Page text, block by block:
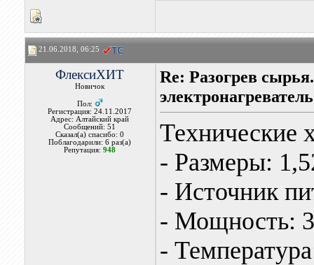
21.06.2018, 06:25
ФлексиХИТ
Новичок
Пол:
Регистрация: 24.11.2017
Адрес: Алтайский край
Сообщений: 51
Сказал(а) спасибо: 0
Поблагодарили: 6 раз(а)
Репутация:948
Re: Разогрев
Технические
- Размеры:
- Источник
- Мощность:
-